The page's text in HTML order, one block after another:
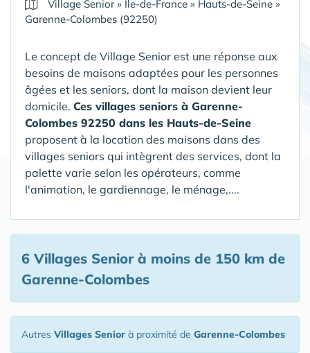
Village Senior»Île-de-France » Hauts-de-Seine »
Garenne-Colombes (92250)
Le concept de Village Senior est une réponse aux
besoins de maisons adaptées pour les personnes
âgées et les seniors, dont la maison devient leur
domicile. Ces villages seniors à Garenne-
Colombes 92250 dans les Hauts-de-Seine
proposent à la location des maisons dans des
villages seniors qui intègrent des services, dont la
palette varie selon les opérateurs, comme
l'animation, le gardiennage, le ménage,....
6 Villages Seniorà moins de 150 km de
Garenne-Colombes
Autres Villages Senior à proximité de Garenne-Colombes